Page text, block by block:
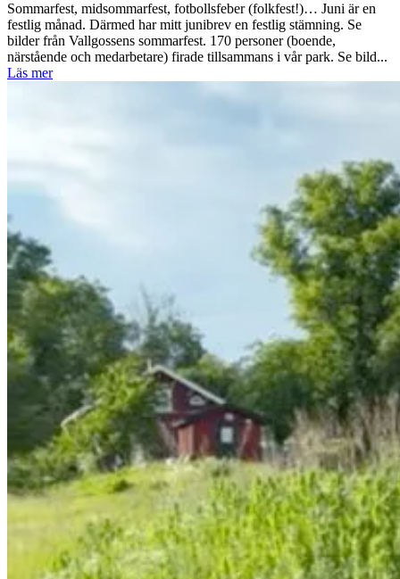
Sommarfest, midsommarfest, fotbollsfeber (folkfest!)… Juni är en
festlig månad. Därmed har mitt junibrev en festlig stämning. Se
bilder från Vallgossens sommarfest. 170 personer (boende,
närstående och medarbetare) firade tillsammans i vår park. Se bild...
Läs mer